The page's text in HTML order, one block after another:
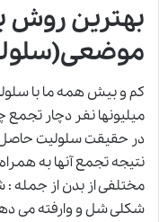
بهترین روش
کم و بیش همه ما با
میلیونها نفر دچار
در حقیقت سلولیت حاصل
نتیجه تجمع آنها به
مختلفی از بدن از جمله
شکلی شل و وارفته می